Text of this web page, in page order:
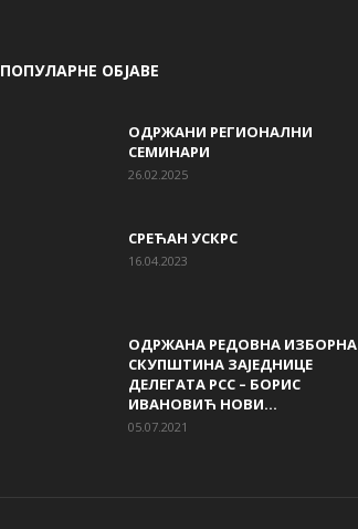
ПОПУЛАРНЕ ОБЈАВЕ
ОДРЖАНИ РЕГИОНАЛНИ
СЕМИНАРИ
26.02.2025
СРЕЋАН УСКРС
16.04.2023
ОДРЖАНА РЕДОВНА ИЗБОРНА
СКУПШТИНА ЗАЈЕДНИЦЕ
ДЕЛЕГАТА РСС – БОРИС
ИВАНОВИЋ НОВИ...
05.07.2021